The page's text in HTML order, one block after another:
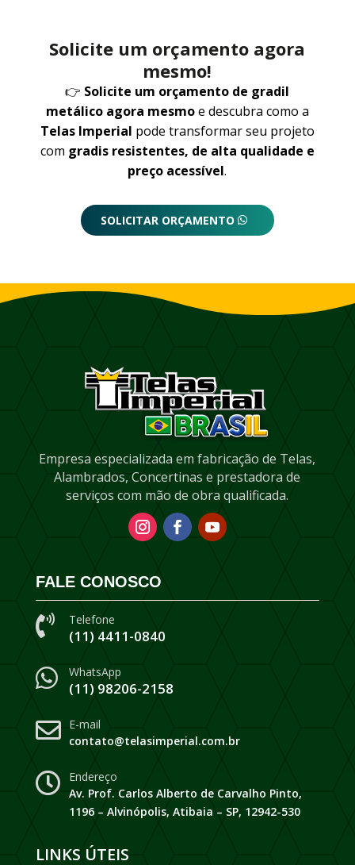
Solicite um orçamento agora
mesmo!
👉 Solicite um orçamento de gradil
metálico agora mesmoe descubra como a
Telas Imperial pode transformar seu projeto
com gradis resistentes, de alta qualidade e
preço acessível.
SOLICITAR ORÇAMENTO
Empresa especializada em fabricação de Telas,
Alambrados, Concertinas e prestadora de
serviços com mão de obra qualificada.
FALE CONOSCO
 Telefone
(11) 4411-0840
 WhatsApp
(11) 98206-2158
 E-mail
contato@telasimperial.com.br

Endereço
Av. Prof. Carlos Alberto de Carvalho Pinto,
1196 – Alvinópolis, Atibaia – SP, 12942-530
LINKS ÚTEIS